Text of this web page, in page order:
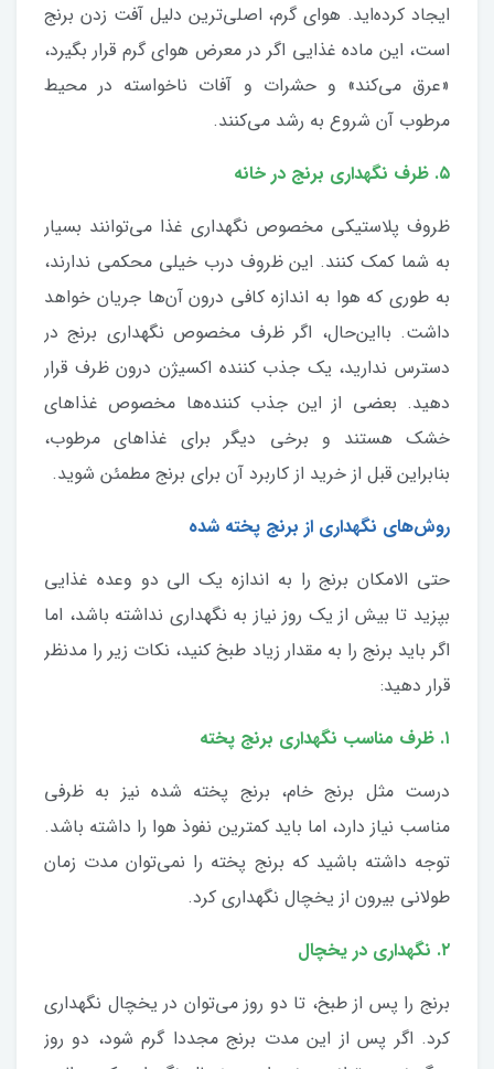
ایجاد کرده‌اید. هوای گرم، اصلی‌ترین دلیل آفت زدن برنج
است، این ماده غذایی اگر در معرض هوای گرم قرار بگیرد،
«عرق می‌کند» و حشرات و آفات ناخواسته در محیط
مرطوب آن شروع به رشد می‌کنند.
۵. ظرف نگهداری برنج در خانه
ظروف پلاستیکی مخصوص نگهداری غذا می‌توانند بسیار
به شما کمک کنند. این ظروف درب خیلی محکمی ندارند،
به طوری که هوا به اندازه کافی درون آن‌ها جریان خواهد
داشت. بااین‌حال، اگر ظرف مخصوص نگهداری برنج در
دسترس ندارید، یک جذب کننده‌ اکسیژن درون ظرف قرار
دهید. بعضی از این جذب کننده‌ها مخصوص غذا‌های
خشک هستند و برخی دیگر برای غذا‌های مرطوب،
بنابراین قبل از خرید از کاربرد آن برای برنج مطمئن شوید.
روش‌های نگهداری از برنج پخته شده
حتی الامکان برنج را به اندازه یک الی دو وعده غذایی
بپزید تا بیش از یک روز نیاز به نگهداری نداشته باشد، اما
اگر باید برنج را به مقدار زیاد طبخ کنید، نکات زیر را مدنظر
قرار دهید:
۱. ظرف مناسب نگهداری برنج پخته
درست مثل برنج خام، برنج پخته شده نیز به ظرفی
مناسب نیاز دارد، اما باید کمترین نفوذ هوا را داشته باشد.
توجه داشته باشید که برنج پخته را نمی‌توان مدت زمان
طولانی بیرون از یخچال نگهداری کرد.
۲. نگهداری در یخچال
برنج را پس از طبخ، تا دو روز می‌توان در یخچال نگهداری
کرد. اگر پس از این مدت برنج مجددا گرم شود، دو روز